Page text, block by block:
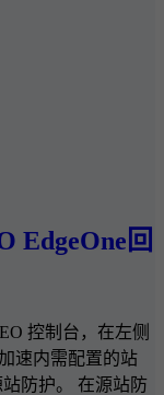
EdgeOne回
控制台，在左侧
速内需配置的站
防护。 在源站防